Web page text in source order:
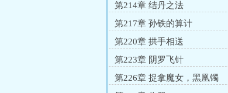
第214章 结丹之法
第217章 孙铁的算计
第220章 拱手相送
第223章 阴罗飞针
第226章 捉拿魔女，黑凰镯